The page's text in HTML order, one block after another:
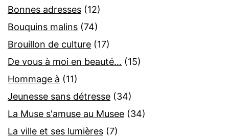
Bonnes adresses (12)
Bouquins malins (74)
Brouillon de culture (17)
De vous à moi en beauté… (15)
Hommage à (11)
Jeunesse sans détresse (34)
La Muse s'amuse au Musee (34)
La ville et ses lumières (7)